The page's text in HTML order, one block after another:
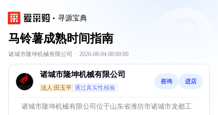
寻源宝典
马铃薯成熟时间指南
诸城市隆坤机械有限公司 · 2026-08-04 08:00:00
诸城市隆坤机械有限公司
法人:田玉平 通过真实性核验
咨询 进店
诸城市隆坤机械有限公司位于山东省潍坊市诸城市龙都工